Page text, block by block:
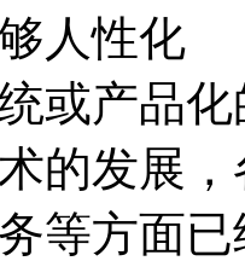
人性化
或产品化
发展
务等方面